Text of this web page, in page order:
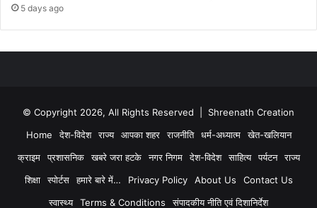
5 days ago
© Copyright 2026, All Rights Reserved | Shreenath Creation
Home
देश-विदेश राज्य आपका शहर राजनीति धर्म-अध्यात्म
खेत-खलियान
क्राइम
प्रशासनिक खबरे जरा हटके नगर निगम देश-विदेश साहित्य पर्यटन
राज्य
शिक्षा
स्पोर्टस हमारे बारे में… Privacy Policy About Us
Contact Us
स्वास्थ्य
Terms & Conditions संपादकीय नीति एवं दिशानिर्देश